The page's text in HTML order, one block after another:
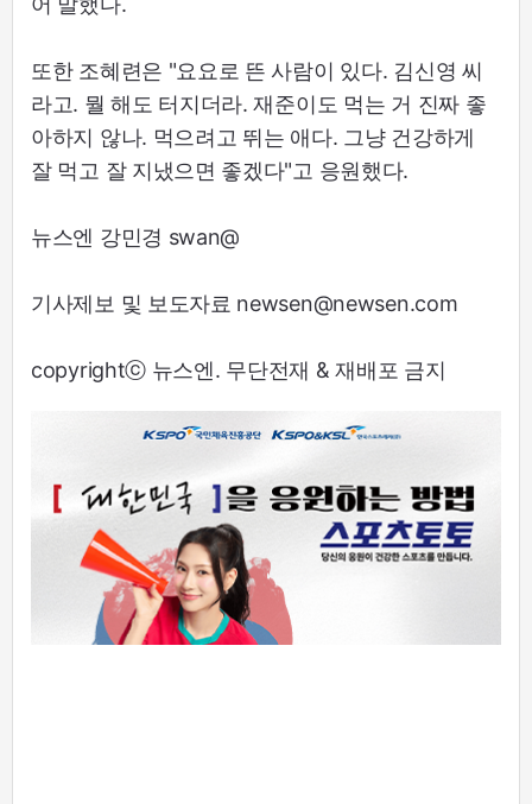
또한 조혜련은 "요요로 뜬 사람이 있다. 김신영 씨
라고. 뭘 해도 터지더라. 재준이도 먹는 거 진짜 좋
아하지 않나. 먹으려고 뛰는 애다. 그냥 건강하게
잘 먹고 잘 지냈으면 좋겠다"고 응원했다.
뉴스엔 강민경 swan@
기사제보 및 보도자료 newsen@newsen.com
copyrightⓒ 뉴스엔. 무단전재 & 재배포 금지